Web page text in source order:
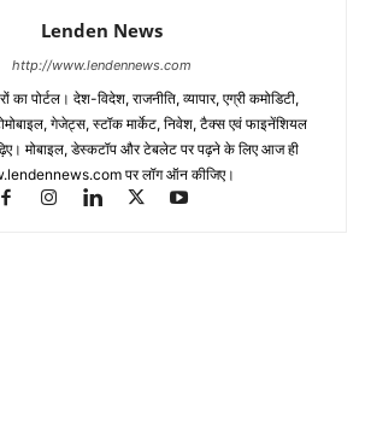
Lenden News
http://www.lendennews.com
का पोर्टल। देश-विदेश, राजनीति, व्यापार, एग्री कमोडिटी,
गेजेट्स, स्टॉक मार्केट, निवेश, टैक्स एवं फाइनेंशियल
मोबाइल, डेस्कटॉप और टेबलेट पर पढ़ने के लिए आज ही
पर लॉग ऑन कीजिए।